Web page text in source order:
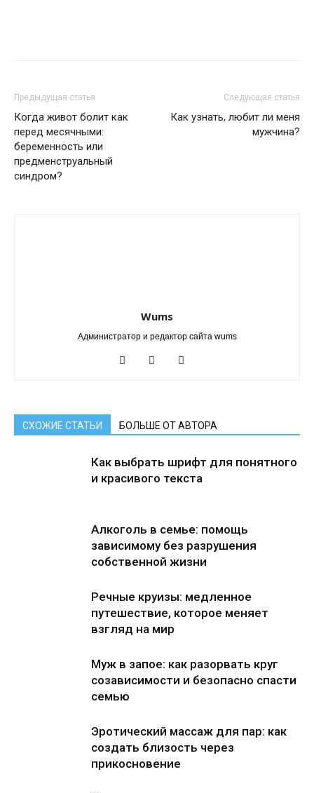
Предыдущая статья
Когда живот болит как
перед месячными:
беременность или
предменструальный
синдром?
Следующая статья
Как узнать, любит ли меня
мужчина?
Wums
Администратор и редактор сайта wums
СХОЖИЕ СТАТЬИ БОЛЬШЕ ОТ АВТОРА
Как выбрать шрифт для понятного
и красивого текста
Алкоголь в семье: помощь
зависимому без разрушения
собственной жизни
Речные круизы: медленное
путешествие, которое меняет
взгляд на мир
Муж в запое: как разорвать круг
созависимости и безопасно спасти
семью
Эротический массаж для пар: как
создать близость через
прикосновение